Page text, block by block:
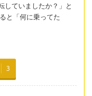
ていましたか？」と
と「何に乗ってた
3